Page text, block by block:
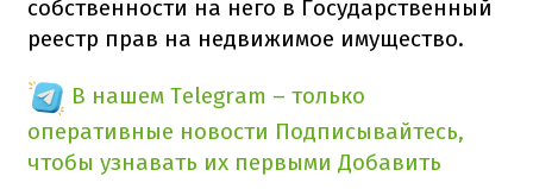
собственности на него в Государственный
реестр прав на недвижимое имущество.
В нашем Telegram – только
оперативные новости Подписывайтесь,
чтобы узнавать их первыми Добавить